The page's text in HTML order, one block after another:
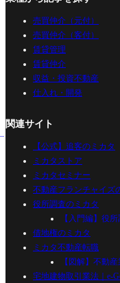
売買仲介（元付）
売買仲介（客付）
賃貸管理
賃貸仲介
収益・投資不動産
仕入れ・開発
関連サイト
【公式】追客のミカタ
ミカタストア
ミカタセミナー
不動産フランチャイズ
役所調査のミカタ
【入門編】役
借地権のミカタ
ミカタ不動産転職
【図解】不動
宅地建物取引業法｜e-